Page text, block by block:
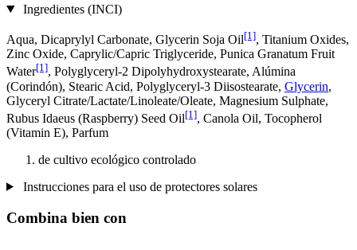
Ingredientes (INCI)
Aqua, Dicaprylyl Carbonate, Glycerin Soja Oil[1], Titanium Oxides,
Zinc Oxide, Caprylic/Capric Triglyceride, Punica Granatum Fruit
Water[1], Polyglyceryl-2 Dipolyhydroxystearate, Alúmina
(Corindón), Stearic Acid, Polyglyceryl-3 Diisostearate, Glycerin,
Glyceryl Citrate/Lactate/Linoleate/Oleate, Magnesium Sulphate,
Rubus Idaeus (Raspberry) Seed Oil[1], Canola Oil, Tocopherol
(Vitamin E), Parfum
de cultivo ecológico controlado
Instrucciones para el uso de protectores solares
Combina bien con